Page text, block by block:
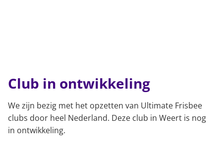
Club in ontwikkeling
We zijn bezig met het opzetten van Ultimate Frisbee
clubs door heel Nederland. Deze club in Weert is nog
in ontwikkeling.